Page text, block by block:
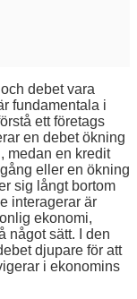
debet vara
fundamentala i
ett företags
en debet ökning
medan en kredit
eller en ökning
sig långt bortom
interagerar är
ekonomi,
något sätt. I den
djupare för att
i ekonomins